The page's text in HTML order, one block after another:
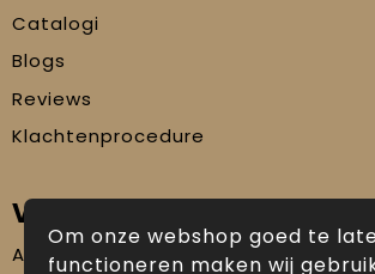
Catalogi
Blogs
Reviews
Klachtenprocedure
Veilig winkelen
Algemene voorwaarden
Om onze webshop goed te
functioneren maken wij